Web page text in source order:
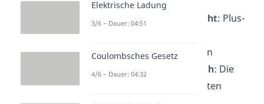
Polarität wird getauscht: Plus-
Kondensators wechseln
Prozess wiederholt sich: Die
ersten drei Schritte treten
Elektrische Ladung
3/6 – Dauer: 04:51
Coulombsches Gesetz
4/6 – Dauer: 04:32